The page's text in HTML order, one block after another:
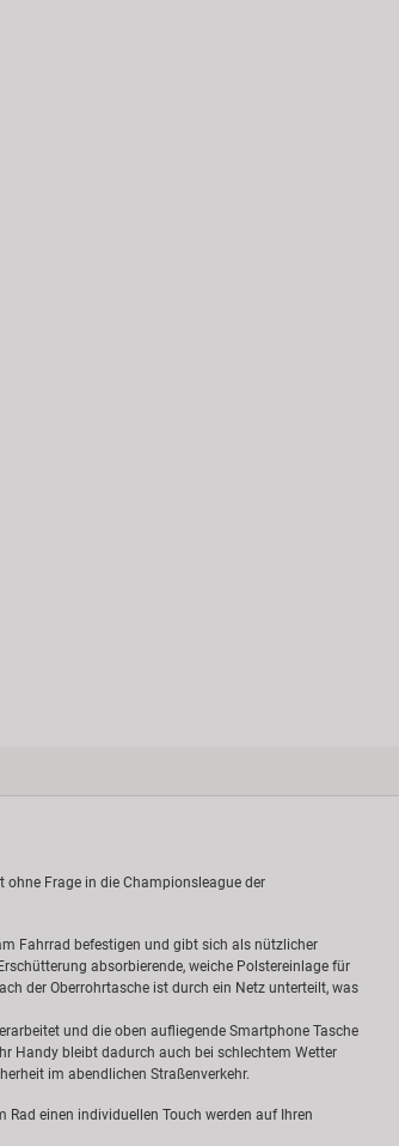
ohne Frage in die Championsleague der
Fahrrad befestigen und gibt sich als nützlicher
absorbierende, weiche Polstereinlage für
der Oberrohrtasche ist durch ein Netz unterteilt, was
und die oben aufliegende Smartphone Tasche
Handy bleibt dadurch auch bei schlechtem Wetter
im abendlichen Straßenverkehr.
Rad einen individuellen Touch werden auf Ihren